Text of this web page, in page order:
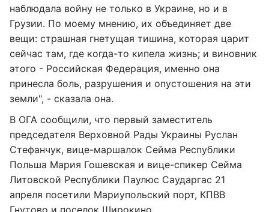
наблюдала войну не только в Украине, но и в
Грузии. По моему мнению, их объединяет две
вещи: страшная гнетущая тишина, которая царит
сейчас там, где когда-то кипела жизнь; и виновник
этого - Российская Федерация, именно она
принесла боль, разрушения и опустошения на эти
земли", - сказала она.
В ОГА сообщили, что первый заместитель
председателя Верховной Рады Украины Руслан
Стефанчук, вице-маршалок Сейма Республики
Польша Мария Гошевская и вице-спикер Сейма
Литовской Республики Паулюс Саударгас 21
апреля посетили Мариупольский порт, КПВВ
Гнутово и поселок Широкино.